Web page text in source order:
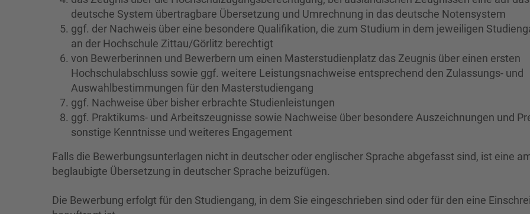
deutsche System übertragbare Übersetzung und Umrechnung in das deutsche Notensystem
ggf. der Nachweis über eine besondere Qualifikation, die zum Studium in dem jeweiligen
an der Hochschule Zittau/Görlitz berechtigt
von Bewerberinnen und Bewerbern um einen Masterstudienplatz das Zeugnis über einen ersten
Hochschulabschluss sowie ggf. weitere Leistungsnachweise entsprechend den Zulassungs- und
Auswahlbestimmungen für den Masterstudiengang
ggf. Nachweise über bisher erbrachte Studienleistungen
ggf. Praktikums- und Arbeitszeugnisse sowie Nachweise über besondere Auszeichnungen und
sonstige Kenntnisse und weiteres Engagement
Falls die Bewerbungsunterlagen nicht in deutscher oder englischer Sprache abgefasst sind, ist eine
beglaubigte Übersetzung in deutscher Sprache beizufügen.
Die Bewerbung erfolgt für den Studiengang, in dem Sie eingeschrieben sind oder für den eine